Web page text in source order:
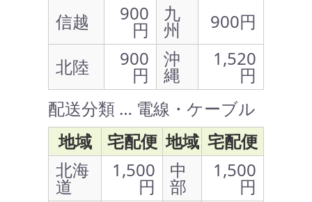
信越
900
円
九
州
900円
北陸
900
円
沖
縄
1,520
円
配送分類 … 電線・ケーブル
地域
宅配便 地域 宅配便
北海
道
1,500
円
中
部
1,500
円